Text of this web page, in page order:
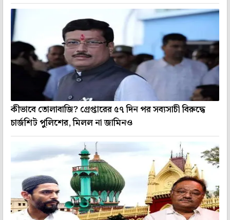
কীভাবে তোলাবাজি? গ্রেপ্তারের ৫৭ দিন পর সব্যসাচী বিরুদ্ধে
চার্জশিট পুলিশের, মিলল না জামিনও